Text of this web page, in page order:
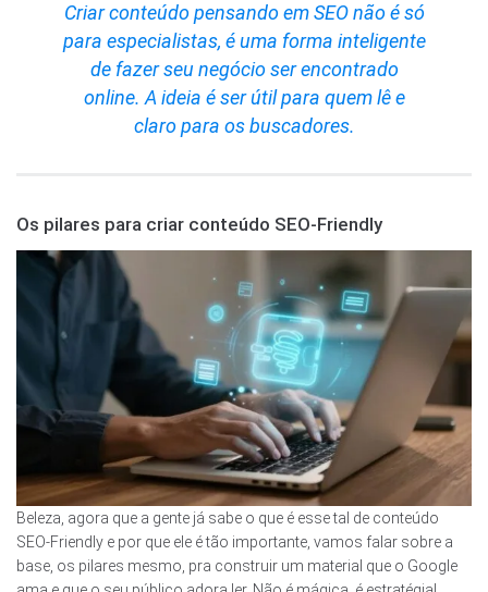
Criar conteúdo pensando em SEO não é só
para especialistas, é uma forma inteligente
de fazer seu negócio ser encontrado
online. A ideia é ser útil para quem lê e
claro para os buscadores.
Os pilares para criar conteúdo SEO-Friendly
Beleza, agora que a gente já sabe o que é esse tal de conteúdo
SEO-Friendly e por que ele é tão importante, vamos falar sobre a
base, os pilares mesmo, pra construir um material que o Google